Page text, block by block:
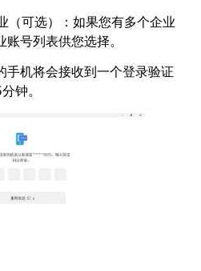
（可选）：如果您有多个企业
号列表供您选择。
手机将会接收到一个登录验证
钟。